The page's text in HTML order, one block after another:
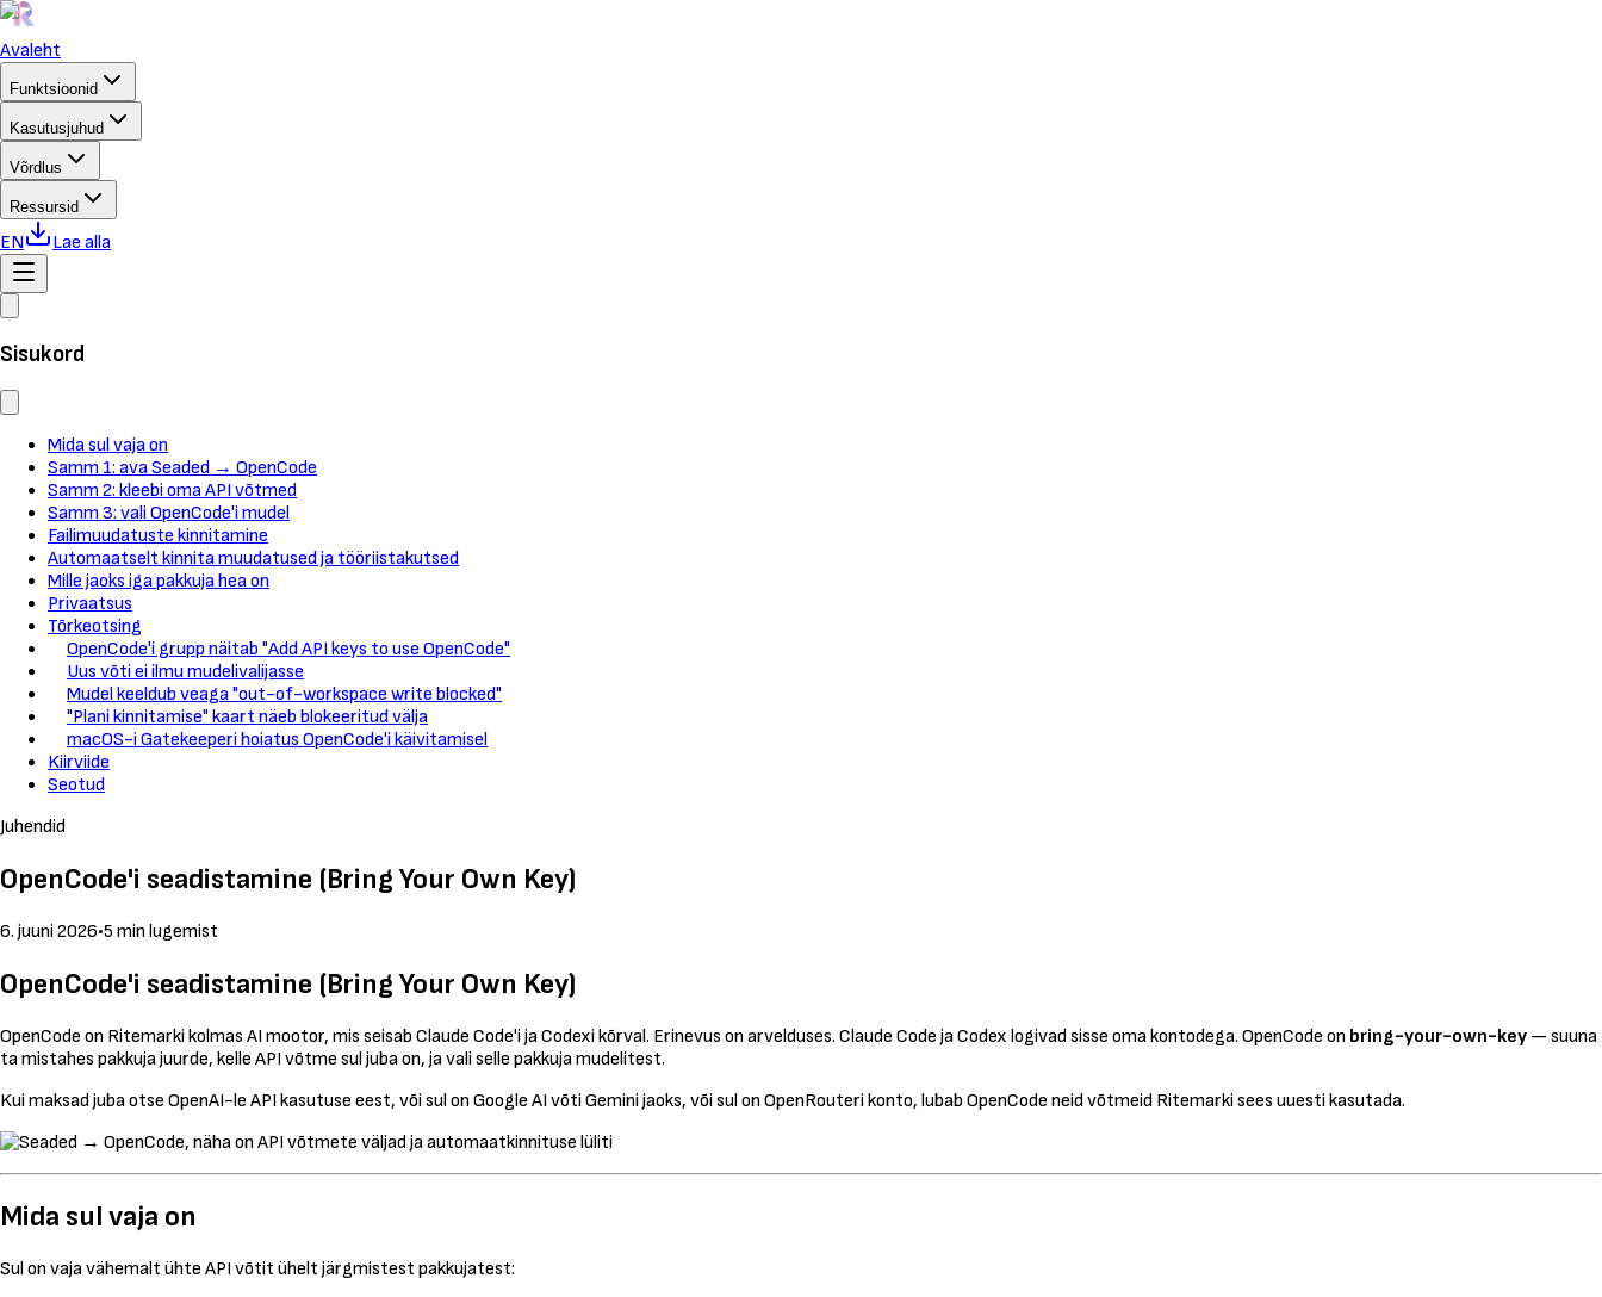
Avaleht
Funktsioonid
Kasutusjuhud
Võrdlus
Ressursid
EN Lae alla
Sisukord
Mida sul vaja on
Samm 1: ava Seaded → OpenCode
Samm 2: kleebi oma API võtmed
Samm 3: vali OpenCode'i mudel
Failimuudatuste kinnitamine
Automaatselt kinnita muudatused ja tööriistakutsed
Mille jaoks iga pakkuja hea on
Privaatsus
Tõrkeotsing
OpenCode'i grupp näitab "Add API keys to use OpenCode"
Uus võti ei ilmu mudelivalijasse
Mudel keeldub veaga "out-of-workspace write blocked"
"Plani kinnitamise" kaart näeb blokeeritud välja
macOS-i Gatekeeperi hoiatus OpenCode'i käivitamisel
Kiirviide
Seotud
Juhendid
OpenCode'i seadistamine (Bring Your Own Key)
6. juuni 2026•5 min lugemist
OpenCode'i seadistamine (Bring Your Own Key)
OpenCode on Ritemarki kolmas AI mootor, mis seisab Claude Code'i ja Codexi kõrval. Erinevus on arvelduses. Claude Code ja Codex logivad sisse oma kontodega. OpenCode on bring-your-own-key — suuna
ta mistahes pakkuja juurde, kelle API võtme sul juba on, ja vali selle pakkuja mudelitest.
Kui maksad juba otse OpenAI-le API kasutuse eest, või sul on Google AI võti Gemini jaoks, või sul on OpenRouteri konto, lubab OpenCode neid võtmeid Ritemarki sees uuesti kasutada.
Mida sul vaja on
Sul on vaja vähemalt ühte API võtit ühelt järgmistest pakkujatest: